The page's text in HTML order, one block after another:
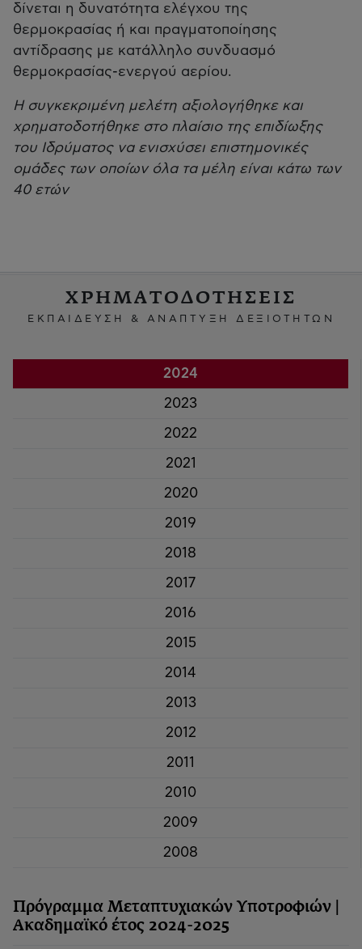
δίνεται η δυνατότητα ελέγχου της
θερμοκρασίας ή και πραγματοποίησης
αντίδρασης με κατάλληλο συνδυασμό
θερμοκρασίας-ενεργού αερίου.
Η συγκεκριμένη μελέτη αξιολογήθηκε και
χρηματοδοτήθηκε στο πλαίσιο της επιδίωξης
του Ιδρύματος να ενισχύσει επιστημονικές
ομάδες των οποίων όλα τα μέλη είναι κάτω των
40 ετών
ΧΡΗΜΑΤΟΔΟΤΗΣΕΙΣ
ΕΚΠΑΙΔΕΥΣΗ & ΑΝΑΠΤΥΞΗ ΔΕΞΙΟΤΗΤΩΝ
2024
2023
2022
2021
2020
2019
2018
2017
2016
2015
2014
2013
2012
2011
2010
2009
2008
Πρόγραμμα Μεταπτυχιακών Υποτροφιών |
Ακαδημαϊκό έτος 2024-2025